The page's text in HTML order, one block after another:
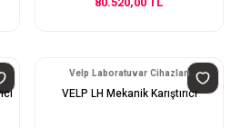
Velp Laboratuvar Cihazları
VELP LH Mekanik Karıştırıcı